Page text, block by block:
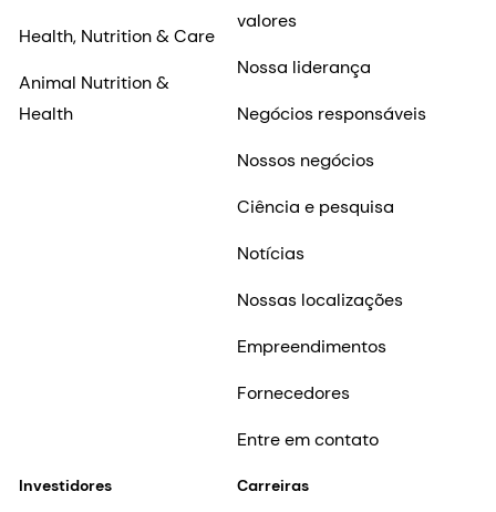
Health, Nutrition & Care
Animal Nutrition &
Health
valores
Nossa liderança
Negócios responsáveis
Nossos negócios
Ciência e pesquisa
Notícias
Nossas localizações
Empreendimentos
Fornecedores
Entre em contato
Investidores Carreiras